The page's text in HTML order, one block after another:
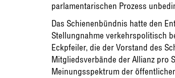
parlamentarischen Prozess
Das Schienenbündnis hatte den
Stellungnahme verkehrspolitisch
Eckpfeiler, die der Vorstand des
Mitgliedsverbände der Allianz pro
Meinungsspektrum der